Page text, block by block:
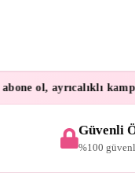
ol, ayrıcalıklı
Güvenli
%100